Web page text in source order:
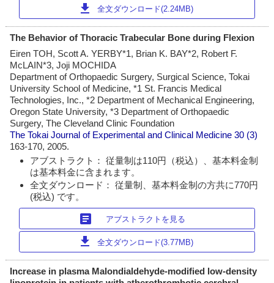
download 全文ダウンロード(2.24MB)
The Behavior of Thoracic Trabecular Bone during Flexion
Eiren TOH, Scott A. YERBY*1, Brian K. BAY*2, Robert F.
McLAIN*3, Joji MOCHIDA
Department of Orthopaedic Surgery, Surgical Science, Tokai
University School of Medicine, *1 St. Francis Medical
Technologies, Inc., *2 Department of Mechanical Engineering,
Oregon State University, *3 Department of Orthopaedic
Surgery, The Cleveland Clinic Foundation
The Tokai Journal of Experimental and Clinical Medicine 30 (3)
163-170, 2005.
アブストラクト： 従量制は110円（税込）、基本料金制
は基本料金に含まれます。
全文ダウンロード： 従量制、基本料金制の方共に770円
(税込) です。
article アブストラクトを見る
download 全文ダウンロード(3.77MB)
Increase in plasma Malondialdehyde-modified low-density